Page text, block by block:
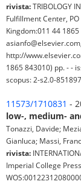
rivista:TRIBOLOGY
Fulfillment Center,
Kingdom:011 44
http://
1865 843010) pp. - -
scopus: 2-s2.0-
11573/1710831 -
low-, medium-
Tonazzi, Davide;
Gianluca; Massi,
rivista:
Imperial College